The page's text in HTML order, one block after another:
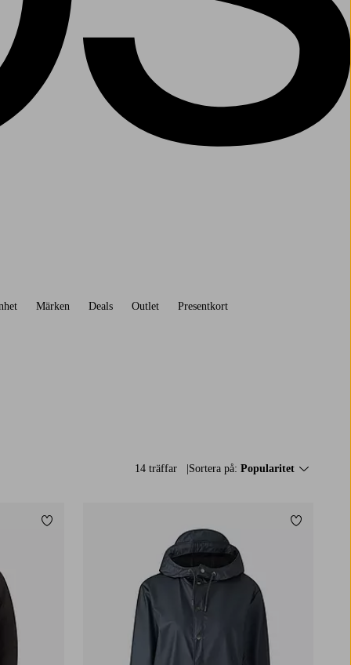
Märken Deals Outlet Presentkort
14 träffar Sortera på: Popularitet
Lägg till i favoriter Lägg till i